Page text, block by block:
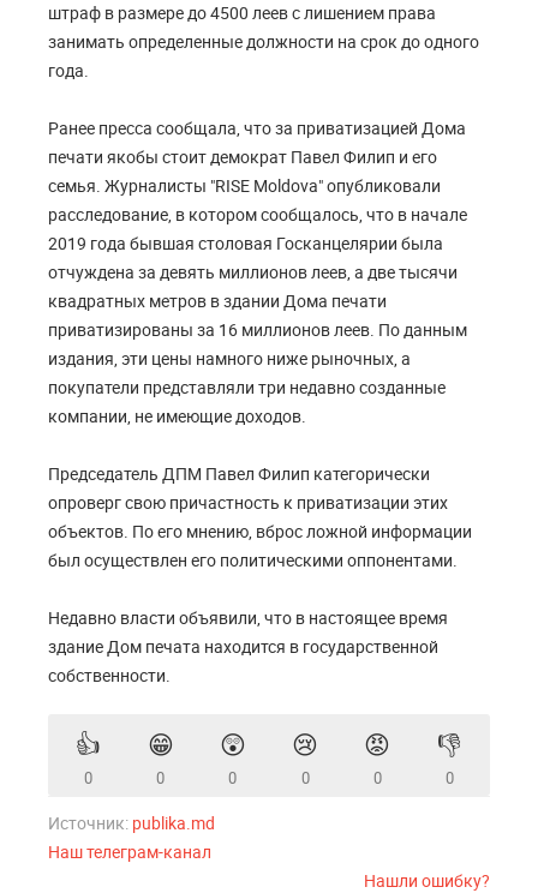
штраф в размере до 4500 леев с лишением права
занимать определенные должности на срок до одного
года.
Ранее пресса сообщала, что за приватизацией Дома
печати якобы стоит демократ Павел Филип и его
семья. Журналисты "RISE Moldova" опубликовали
расследование, в котором сообщалось, что в начале
2019 года бывшая столовая Госканцелярии была
отчуждена за девять миллионов леев, а две тысячи
квадратных метров в здании Дома печати
приватизированы за 16 миллионов леев. По данным
издания, эти цены намного ниже рыночных, а
покупатели представляли три недавно созданные
компании, не имеющие доходов.
Председатель ДПМ Павел Филип категорически
опроверг свою причастность к приватизации этих
объектов. По его мнению, вброс ложной информации
был осуществлен его политическими оппонентами.
Недавно власти объявили, что в настоящее время
здание Дом печата находится в государственной
собственности.
👍
0
😁
0
😲
0
😢
0
😡
0
👎
0
Источник: publika.md
Наш телеграм-канал
Нашли ошибку?